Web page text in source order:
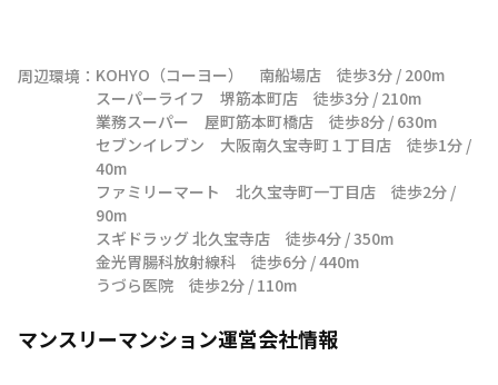
周辺環境： KOHYO（コーヨー）　南船場店　徒歩3分 / 200m
スーパーライフ　堺筋本町店　徒歩3分 / 210m
業務スーパー　屋町筋本町橋店　徒歩8分 / 630m
セブンイレブン　大阪南久宝寺町１丁目店　徒歩1分 /
40m
ファミリーマート　北久宝寺町一丁目店　徒歩2分 /
90m
スギドラッグ 北久宝寺店　徒歩4分 / 350m
金光胃腸科放射線科　徒歩6分 / 440m
うづら医院　徒歩2分 / 110m
マンスリーマンション運営会社情報